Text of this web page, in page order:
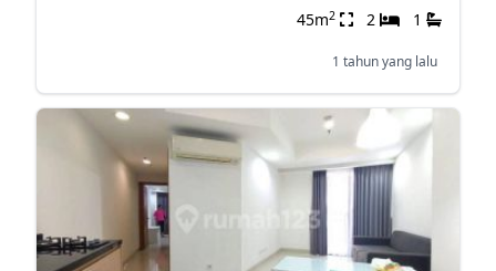
45m2 2 1
1 tahun yang lalu